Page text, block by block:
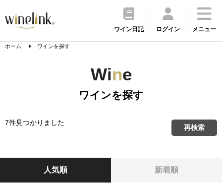
ワイン日記 ログイン メニュー
ホーム ワインを探す
Wine
ワインを探す
7件見つかりました
再検索
人気順 新着順